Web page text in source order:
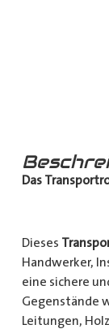
Das
Dieses
Handwerker,
eine sichere
Gegenstände
Leitungen,